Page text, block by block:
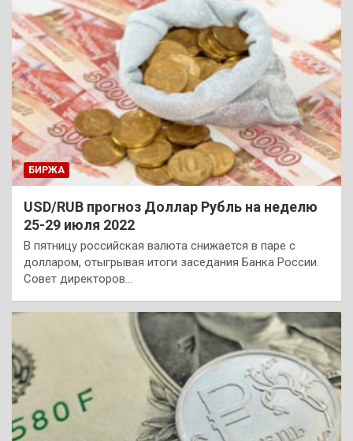
БИРЖА
USD/RUB прогноз Доллар Рубль на неделю
25-29 июля 2022
В пятницу российская валюта снижается в паре с
долларом, отыгрывая итоги заседания Банка России.
Совет директоров…